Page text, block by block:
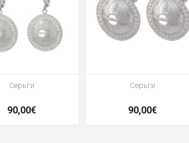
Серьги
90,00€
Серьги
90,00€